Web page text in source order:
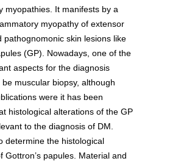
myopathies. It manifests by a
myopathy of extensor
pathognomonic skin lesions like
(GP). Nowadays, one of the
aspects for the diagnosis
muscular biopsy, although
were it has been
histological alterations of the GP
to the diagnosis of DM.
determine the histological
Gottron’s papules. Material and